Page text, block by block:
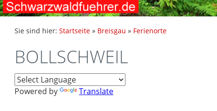
Sie sind hier: Startseite » Breisgau » Ferienorte
BOLLSCHWEIL
Powered by Translate